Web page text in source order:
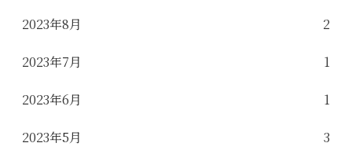
2023年8月 2
2023年7月 1
2023年6月 1
2023年5月 3